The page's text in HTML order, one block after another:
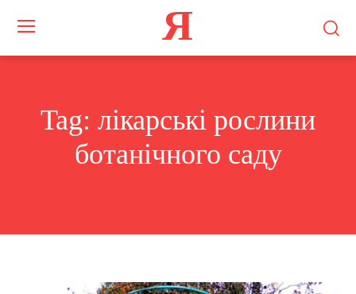
Я
Tag: лікарські рослини
ботанічного саду